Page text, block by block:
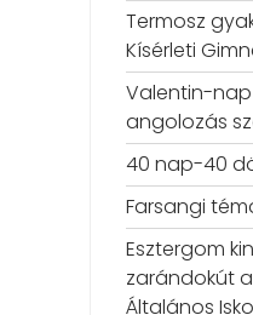
Termosz
Kísérleti
Valentin-
angolozás
40 nap-40
Farsangi
Esztergom
zarándokút
Általános